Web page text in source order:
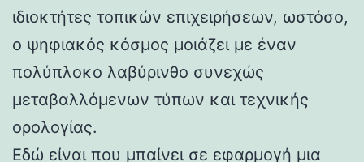
ιδιοκτήτες τοπικών επιχειρήσεων, ωστόσο,
ο ψηφιακός κόσμος μοιάζει με έναν
πολύπλοκο λαβύρινθο συνεχώς
μεταβαλλόμενων τύπων και τεχνικής
ορολογίας.
Εδώ είναι που μπαίνει σε εφαρμογή μια